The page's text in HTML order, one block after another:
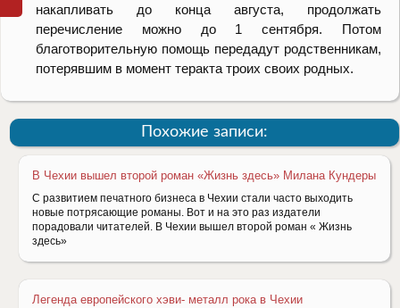
накапливать до конца августа, продолжать
перечисление можно до 1 сентября. Потом
благотворительную помощь передадут родственникам,
потерявшим в момент теракта троих своих родных.
Похожие записи:
В Чехии вышел второй роман «Жизнь здесь» Милана Кундеры
С развитием печатного бизнеса в Чехии стали часто выходить
новые потрясающие романы. Вот и на это раз издатели
порадовали читателей. В Чехии вышел второй роман « Жизнь
здесь»
Легенда европейского хэви- металл рока в Чехии